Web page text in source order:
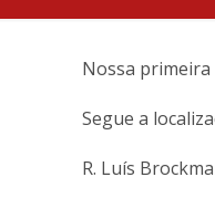
Nossa primeira
Segue a
R. Luís